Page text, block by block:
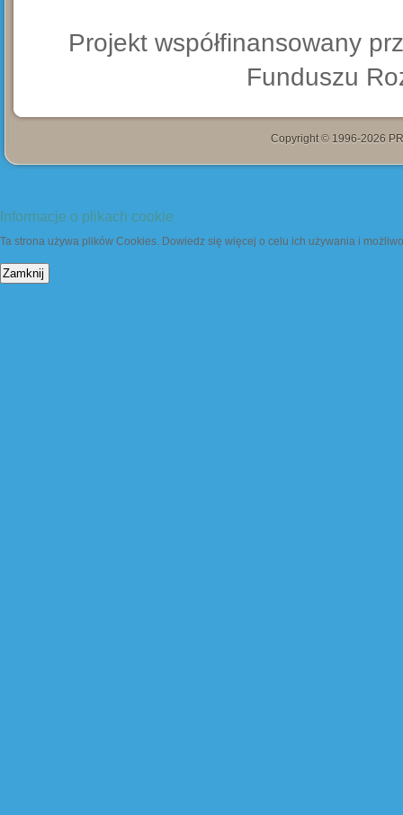
Projekt współfinansowany
Funduszu
Copyright © 1996-2026
Informacje o plikach cookie
Ta strona używa plików Cookies. Dowiedz się więcej o celu ich używania i